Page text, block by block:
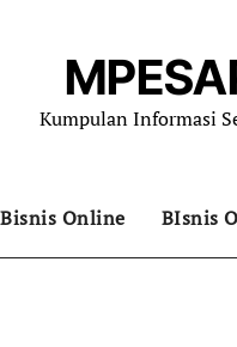
Kumpulan Informasi
Bisnis Online BIsnis